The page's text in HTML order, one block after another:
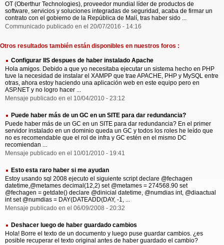
OT (Oberthur Technologies), proveedor mundial líder de productos de
software, servicios y soluciones integradas de seguridad, acaba de firmar un
contrato con el gobierno de la República de Malí, tras haber sido ...
Communicado publicado en el 20/07/2016 - 14:16
Otros resultados también están disponibles en nuestros foros :
Configurar IIS despues de haber instalado Apache
Hola amigos. Debido a que yo necesitaba ejecutar un sistema hecho en PHP
tuve la necesidad de instalar el XAMPP que trae APACHE, PHP y MySQL entre
otras, ahora estoy haciendo una aplicación web en este equipo pero en
ASP.NET y no logro hacer ...
Mensaje publicado en el 10/04/2010 - 23:12
Puede haber más de un GC en un SITE para dar redundancia?
Puede haber más de un GC en un SITE para dar redundancia? En el primer
servidor instalado en un dominio queda un GC y todos los roles he leído que
no es recomendable que el rol de infra y GC estén en el mismo DC
recomiendan ...
Mensaje publicado en el 10/01/2010 - 19:41
Esto esta raro haber si me ayudan
Estoy usando sql 2008 ejecuto el siguiente script declare @fechagen
datetime,@metames decimal(12,2) set @metames = 274568.90 set
@fechagen = getdate() declare @dinicial datetime, @numdias int, @diaactual
int set @numdias = DAY(DATEADD(DAY, -1, ...
Mensaje publicado en el 06/09/2008 - 20:32
Deshacer luego de haber guardado cambios
Hola! Borre el texto de un documento y luego puse guardar cambios. ¿es
posible recuperar el texto original antes de haber guardado el cambio?